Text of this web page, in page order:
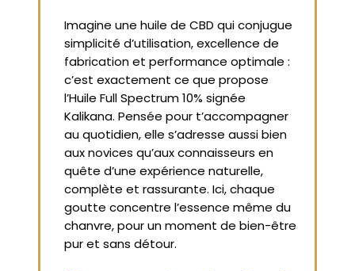
Imagine une huile de CBD qui conjugue
simplicité d’utilisation, excellence de
fabrication et performance optimale :
c’est exactement ce que propose
l’Huile Full Spectrum 10% signée
Kalikana. Pensée pour t’accompagner
au quotidien, elle s’adresse aussi bien
aux novices qu’aux connaisseurs en
quête d’une expérience naturelle,
complète et rassurante. Ici, chaque
goutte concentre l’essence même du
chanvre, pour un moment de bien-être
pur et sans détour.